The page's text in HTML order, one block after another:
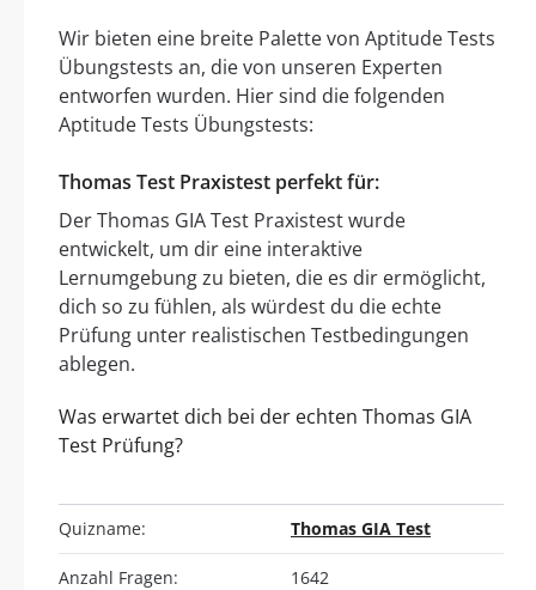
Wir bieten eine breite Palette von Aptitude Tests
Übungstests an, die von unseren Experten
entworfen wurden. Hier sind die folgenden
Aptitude Tests Übungstests:
Thomas Test Praxistest perfekt für:
Der Thomas GIA Test Praxistest wurde
entwickelt, um dir eine interaktive
Lernumgebung zu bieten, die es dir ermöglicht,
dich so zu fühlen, als würdest du die echte
Prüfung unter realistischen Testbedingungen
ablegen.
Was erwartet dich bei der echten Thomas GIA
Test Prüfung?
Quizname: Thomas GIA Test
Anzahl Fragen: 1642